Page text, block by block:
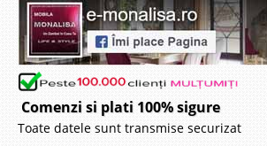
Comenzi si plati 100% sigure
Toate datele sunt transmise securizat